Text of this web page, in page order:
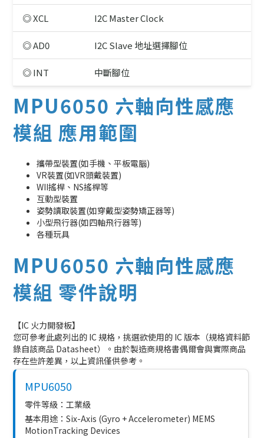
◎ XCL I2C Master Clock
◎ AD0 I2C Slave 地址選擇腳位
◎ INT 中斷腳位
MPU6050 六軸向性感應
模組 應用範圍
攜帶型裝置(如手機、平板電腦)
VR裝置(如VR頭戴裝置)
WII搖桿、NS搖桿等
互動型裝置
姿勢讀取裝置(如穿戴型姿勢矯正器等)
小型飛行器(如四軸飛行器等)
各種玩具
MPU6050 六軸向性感應
模組 零件說明
【IC 火力開發板】
您可參考此處列出的 IC 規格，挑選欲使用的 IC 版本（規格資料節
錄自該商品 Datasheet）。由於製造商規格書偶爾會與實際商品
存在些許差異，以上資訊僅供參考。
MPU6050
零件等級：工業級
基本用途：Six-Axis (Gyro + Accelerometer) MEMS
MotionTracking Devices